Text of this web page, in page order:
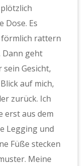
Dose. Es
förmlich rattern
Dann geht
Gesicht,
auf mich,
zurück. Ich
erst aus dem
Legging und
Füße stecken
Meine